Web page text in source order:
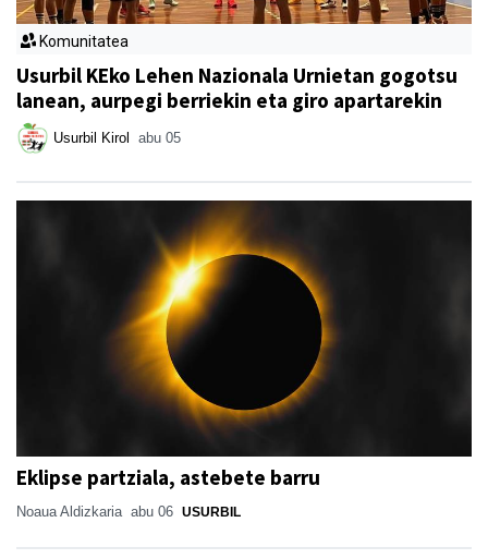
Komunitatea
Usurbil KEko Lehen Nazionala Urnietan gogotsu
lanean, aurpegi berriekin eta giro apartarekin
Usurbil Kirol abu 05
Eklipse partziala, astebete barru
Noaua Aldizkaria abu 06 USURBIL